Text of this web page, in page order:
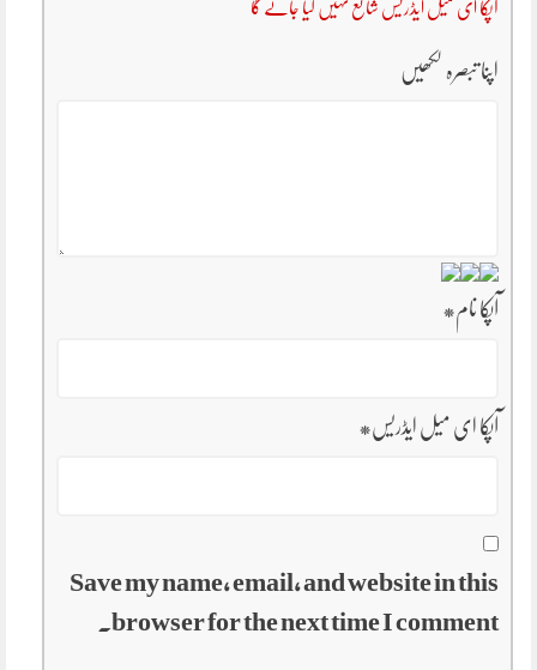
آپکا ای میل ایڈریس شائع نہیں کیا جائے گا
اپنا تبصرہ لکھیں
آپکا نام*
آپکا ای میل ایڈریس*
Save my name, email, and website in this
browser for the next time I comment.